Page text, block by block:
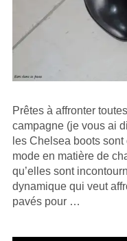
Prêtes à affronter
campagne (je vous ai
les Chelsea boots
mode en matière de
qu’elles sont
dynamique qui veut
pavés pour …